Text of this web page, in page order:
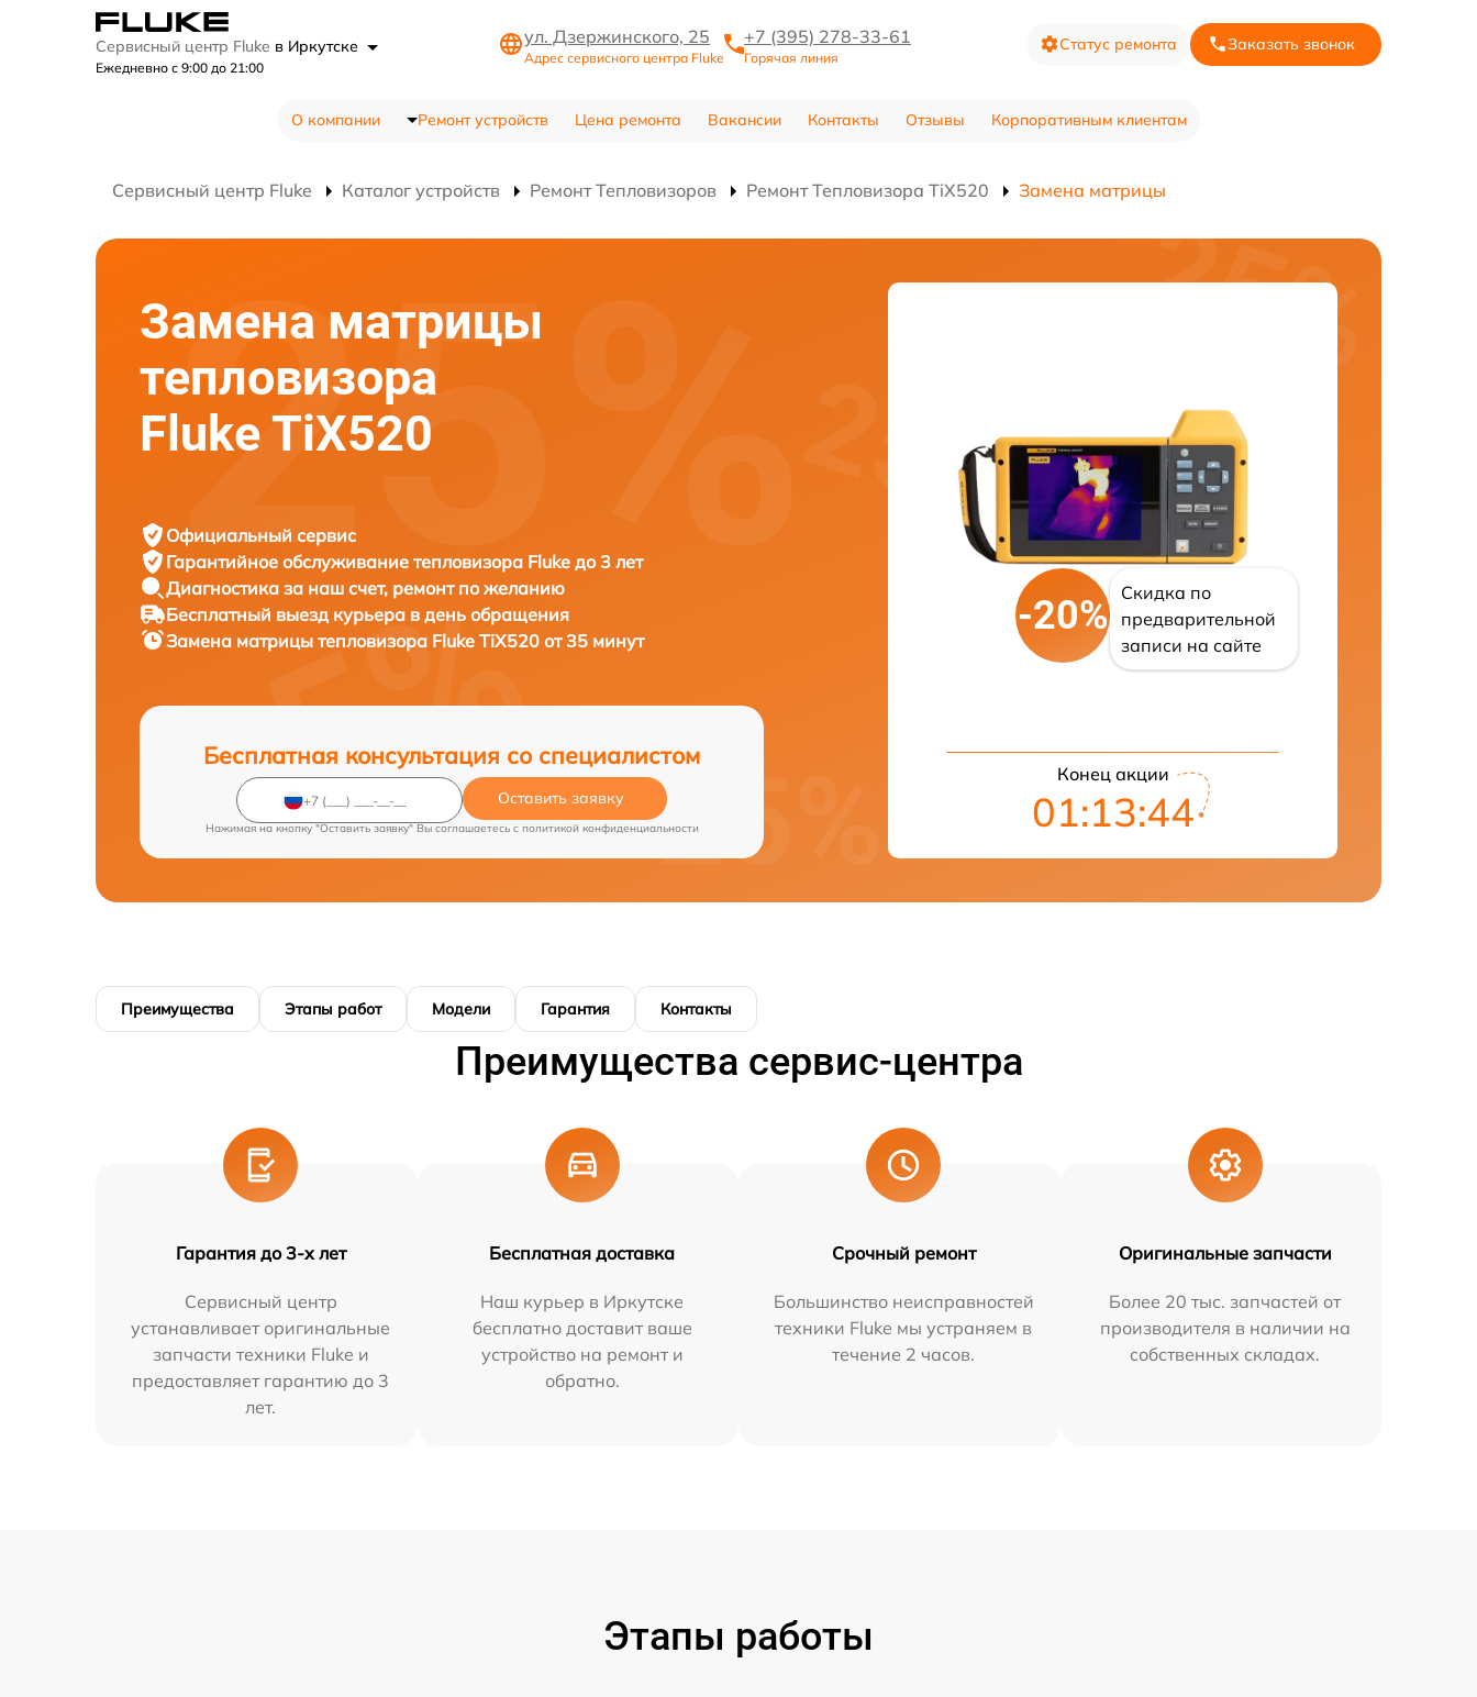
Сервисный центр Fluke в Иркутске
Ежедневно с 9:00 до 21:00
ул. Дзержинского, 25
Адрес сервисного центра Fluke
+7 (395) 278-33-61
Горячая линия
Статус ремонта Заказать звонок
О компании Ремонт устройств Цена ремонта Вакансии Контакты Отзывы Корпоративным клиентам
Сервисный центр Fluke Каталог устройств Ремонт Тепловизоров Ремонт Тепловизора TiX520 Замена матрицы
Замена матрицы
тепловизора
Fluke TiX520
Официальный сервис
Гарантийное обслуживание тепловизора Fluke до 3 лет
Диагностика за наш счет, ремонт по желанию
Бесплатный выезд курьера в день обращения
Замена матрицы тепловизора Fluke TiX520 от 35 минут
Бесплатная консультация со специалистом
Оставить заявку
Нажимая на кнопку "Оставить заявку" Вы соглашаетесь c политикой конфиденциальности
-20%
Скидка по
предварительной
записи на сайте
Конец акции
01:13:43
Преимущества Этапы работ Модели Гарантия Контакты
Преимущества сервис-центра
Гарантия до 3-х лет
Сервисный центр
устанавливает оригинальные
запчасти техники Fluke и
предоставляет гарантию до 3
лет.
Бесплатная доставка
Наш курьер в Иркутске
бесплатно доставит ваше
устройство на ремонт и
обратно.
Срочный ремонт
Большинство неисправностей
техники Fluke мы устраняем в
течение 2 часов.
Оригинальные запчасти
Более 20 тыс. запчастей от
производителя в наличии на
собственных складах.
Этапы работы